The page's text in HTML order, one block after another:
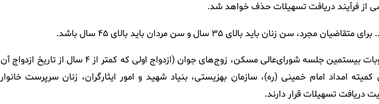
از فرآیند دریافت تسهیلات حذف خواهد شد.
زنان باید بالای ۳۵ سال و سن مردان باید بالای ۴۵ سال باشد.
اولویت‌های پرداخت تسهیلات: طبق مصوبات بیستمین جلسه شورای‌عالی مسکن، زوج‌های جوان (ازدواج اولی که کمتر از ۴ سال از
امداد امام خمینی (ره)، سازمان بهزیستی، بنیاد شهید و امور ایثارگران، زنان سرپرست